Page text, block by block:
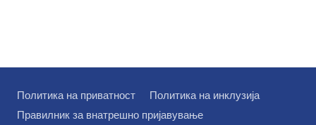
Политика на приватност
Политика на инклузија
Правилник за внатрешно пријавување